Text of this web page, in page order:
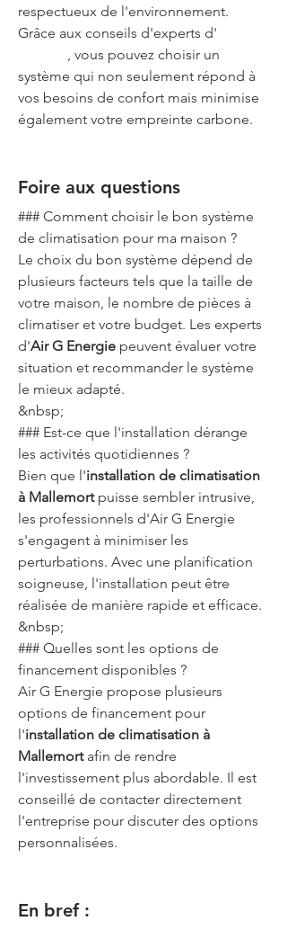
respectueux de l'environnement.
Grâce aux conseils d'experts d'
, vous pouvez choisir un
système qui non seulement répond à
vos besoins de confort mais minimise
également votre empreinte carbone.
Foire aux questions
### Comment choisir le bon système
de climatisation pour ma maison ?
Le choix du bon système dépend de
plusieurs facteurs tels que la taille de
votre maison, le nombre de pièces à
climatiser et votre budget. Les experts
d'Air G Energie peuvent évaluer votre
situation et recommander le système
le mieux adapté.
&nbsp;
### Est-ce que l'installation dérange
les activités quotidiennes ?
Bien que l'installation de climatisation
à Mallemort puisse sembler intrusive,
les professionnels d'Air G Energie
s'engagent à minimiser les
perturbations. Avec une planification
soigneuse, l'installation peut être
réalisée de manière rapide et efficace.
&nbsp;
### Quelles sont les options de
financement disponibles ?
Air G Energie propose plusieurs
options de financement pour
l'installation de climatisation à
Mallemort afin de rendre
l'investissement plus abordable. Il est
conseillé de contacter directement
l'entreprise pour discuter des options
personnalisées.
En bref :